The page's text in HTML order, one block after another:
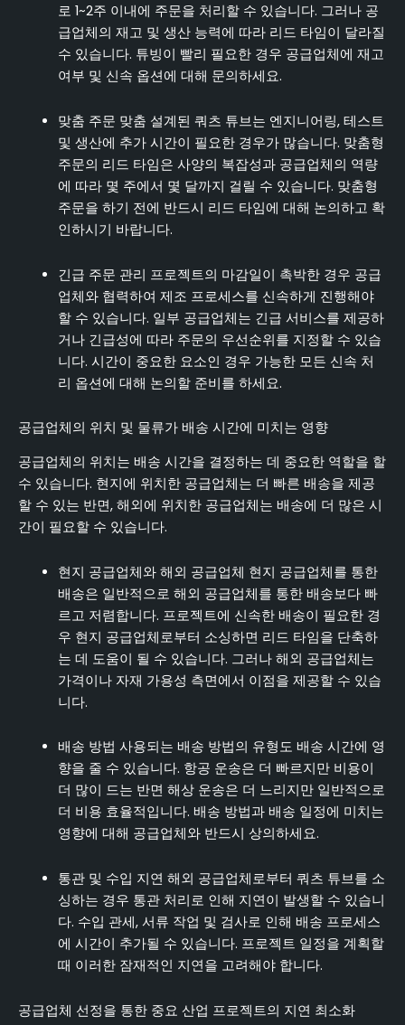
로 1~2주 이내에 주문을 처리할 수 있습니다. 그러나 공
급업체의 재고 및 생산 능력에 따라 리드 타임이 달라질
수 있습니다. 튜빙이 빨리 필요한 경우 공급업체에 재고
여부 및 신속 옵션에 대해 문의하세요.
맞춤 주문 맞춤 설계된 쿼츠 튜브는 엔지니어링, 테스트
및 생산에 추가 시간이 필요한 경우가 많습니다. 맞춤형
주문의 리드 타임은 사양의 복잡성과 공급업체의 역량
에 따라 몇 주에서 몇 달까지 걸릴 수 있습니다. 맞춤형
주문을 하기 전에 반드시 리드 타임에 대해 논의하고 확
인하시기 바랍니다.
긴급 주문 관리 프로젝트의 마감일이 촉박한 경우 공급
업체와 협력하여 제조 프로세스를 신속하게 진행해야
할 수 있습니다. 일부 공급업체는 긴급 서비스를 제공하
거나 긴급성에 따라 주문의 우선순위를 지정할 수 있습
니다. 시간이 중요한 요소인 경우 가능한 모든 신속 처
리 옵션에 대해 논의할 준비를 하세요.
공급업체의 위치 및 물류가 배송 시간에 미치는 영향
공급업체의 위치는 배송 시간을 결정하는 데 중요한 역할을 할
수 있습니다. 현지에 위치한 공급업체는 더 빠른 배송을 제공
할 수 있는 반면, 해외에 위치한 공급업체는 배송에 더 많은 시
간이 필요할 수 있습니다.
현지 공급업체와 해외 공급업체 현지 공급업체를 통한
배송은 일반적으로 해외 공급업체를 통한 배송보다 빠
르고 저렴합니다. 프로젝트에 신속한 배송이 필요한 경
우 현지 공급업체로부터 소싱하면 리드 타임을 단축하
는 데 도움이 될 수 있습니다. 그러나 해외 공급업체는
가격이나 자재 가용성 측면에서 이점을 제공할 수 있습
니다.
배송 방법 사용되는 배송 방법의 유형도 배송 시간에 영
향을 줄 수 있습니다. 항공 운송은 더 빠르지만 비용이
더 많이 드는 반면 해상 운송은 더 느리지만 일반적으로
더 비용 효율적입니다. 배송 방법과 배송 일정에 미치는
영향에 대해 공급업체와 반드시 상의하세요.
통관 및 수입 지연 해외 공급업체로부터 쿼츠 튜브를 소
싱하는 경우 통관 처리로 인해 지연이 발생할 수 있습니
다. 수입 관세, 서류 작업 및 검사로 인해 배송 프로세스
에 시간이 추가될 수 있습니다. 프로젝트 일정을 계획할
때 이러한 잠재적인 지연을 고려해야 합니다.
공급업체 선정을 통한 중요 산업 프로젝트의 지연 최소화